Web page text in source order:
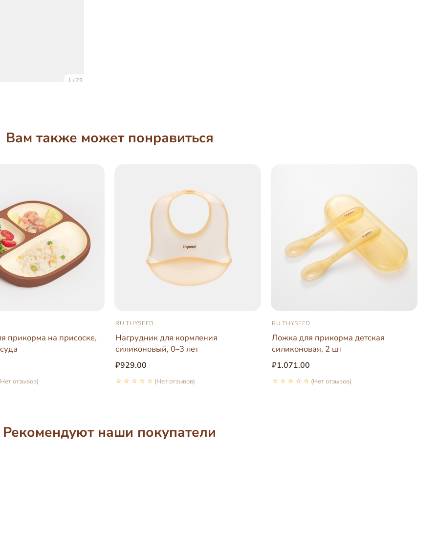
1 / 23
Вам также может понравиться
прикорма на присоске,
отзывов)
RU.THYSEED
Нагрудник для кормления
силиконовый, 0–3 лет
₽929.00
☆☆☆☆☆ (Нет отзывов)
RU.THYSEED
Ложка для прикорма детская
силиконовая, 2 шт
₽1.071.00
☆☆☆☆☆ (Нет отзывов)
Рекомендуют наши покупатели